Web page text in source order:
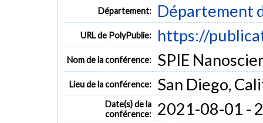
Département: Département
URL de PolyPublie: https://
Nom de la conférence: SPIE
Lieu de la conférence: San Diego,
Date(s) de la
conférence:
2021-08-01 -